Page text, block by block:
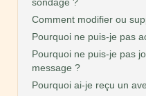
sondage ?
Comment modifier ou
Pourquoi ne puis-je pas
Pourquoi ne puis-je pas
message ?
Pourquoi ai-je reçu un